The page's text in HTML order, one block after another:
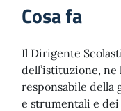
Cosa fa
Il Dirigente
dell’istituzione, ne
responsabile della
e strumentali e